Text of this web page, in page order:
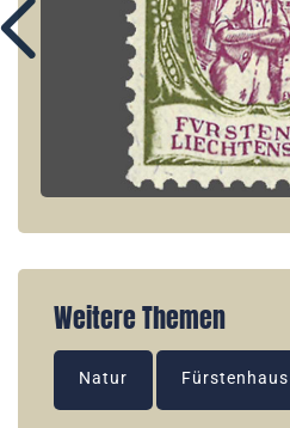
Weitere Themen
Natur Fürstenhaus